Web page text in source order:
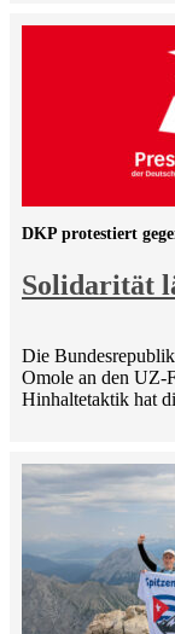
Solidarität
DKP protestiert
Die
Omole an den UZ-
Hinhaltetaktik hat